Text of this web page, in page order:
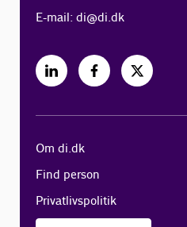
E-mail:di@di.dk
Om di.dk
Find person
Privatlivspolitik